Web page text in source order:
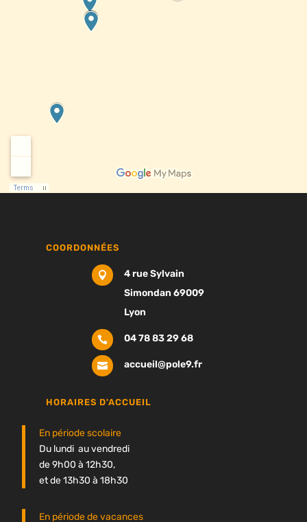
COORDONNÉES

4 rue Sylvain
Simondan 69009
Lyon
 04 78 83 29 68
 accueil@pole9.fr
HORAIRES D'ACCUEIL
En période scolaire
Du lundi au vendredi
de 9h00 à 12h30,
et de 13h30 à 18h30
En période de vacances